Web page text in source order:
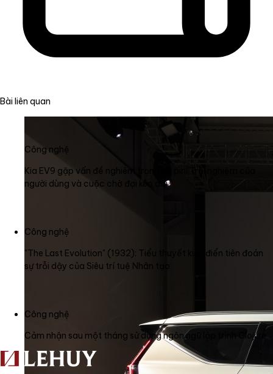
Bài liên quan
Công nghệ
Kia EV9 gặp vấn đề nghiêm trọng về pin: Trải nghiệm của
người dùng và cuộc chờ đợi kéo dài
Công nghệ
"The Last Evolution" (1932): Tiểu thuyết kinh điển tiên đoán
sự trỗi dậy của Siêu trí tuệ Nhân tạo
Công nghệ
Cảm nhận sau một tháng sử dụng ngôn ngữ lập trình Clojure